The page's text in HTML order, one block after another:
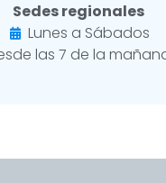
Sedes regionales
Lunes a Sábados
las 7 de la